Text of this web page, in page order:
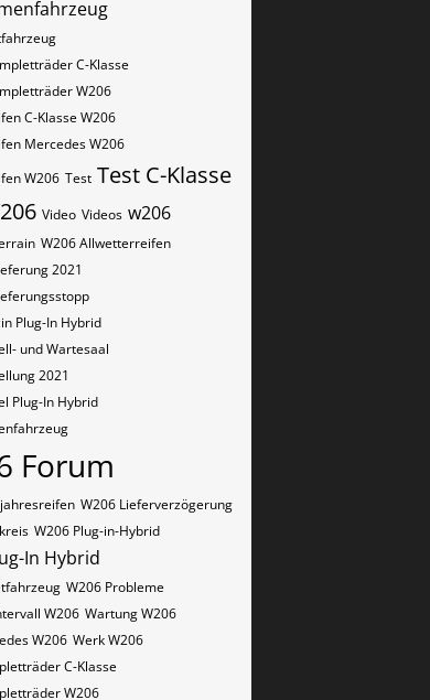
C-Klasse
W206
C-Klasse W206
Mercedes W206
W206 Test Test C-Klasse
Video Videos w206
W206 Allwetterreifen
2021
Plug-In Hybrid
und Wartesaal
2021
Plug-In Hybrid
Forum
W206 Lieferverzögerung
W206 Plug-in-Hybrid
In Hybrid
W206 Probleme
W206 Wartung W206
W206 Werk W206
C-Klasse
W206